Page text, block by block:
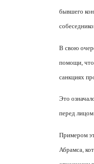
бывшего
В свою
помощи, что
санкциях
Это
перед
Примером
Абрамса,